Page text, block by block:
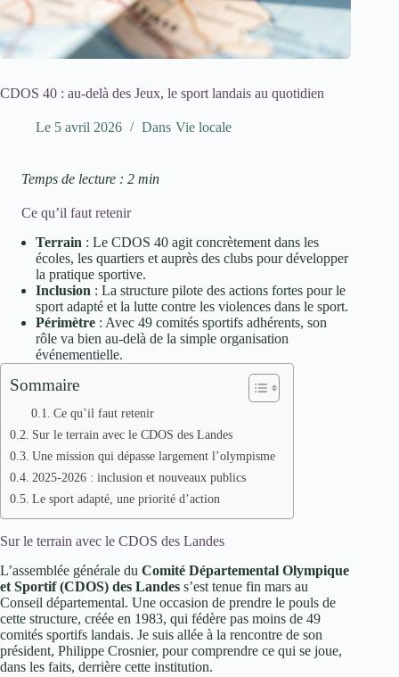
CDOS 40 : au-delà des Jeux, le sport landais au quotidien
Le 5 avril 2026 Dans Vie locale
Temps de lecture : 2 min
Ce qu’il faut retenir
Terrain : Le CDOS 40 agit concrètement dans les
écoles, les quartiers et auprès des clubs pour développer
la pratique sportive.
Inclusion : La structure pilote des actions fortes pour le
sport adapté et la lutte contre les violences dans le sport.
Périmètre : Avec 49 comités sportifs adhérents, son
rôle va bien au-delà de la simple organisation
événementielle.
Sommaire
Ce qu’il faut retenir
Sur le terrain avec le CDOS des Landes
Une mission qui dépasse largement l’olympisme
2025-2026 : inclusion et nouveaux publics
Le sport adapté, une priorité d’action
Sur le terrain avec le CDOS des Landes
L’assemblée générale du Comité Départemental Olympique
et Sportif (CDOS) des Landes s’est tenue fin mars au
Conseil départemental. Une occasion de prendre le pouls de
cette structure, créée en 1983, qui fédère pas moins de 49
comités sportifs landais. Je suis allée à la rencontre de son
président, Philippe Crosnier, pour comprendre ce qui se joue,
dans les faits, derrière cette institution.